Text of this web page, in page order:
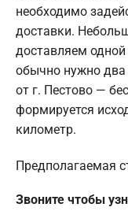
необходимо
доставки.
доставляем
обычно нужно
от г. Пестово —
формируется
километр.
Предполагаемая
Звоните чтобы